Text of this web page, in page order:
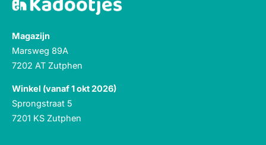
Magazijn
Marsweg 89A
7202 AT Zutphen
Winkel (vanaf 1 okt 2026)
Sprongstraat 5
7201 KS Zutphen